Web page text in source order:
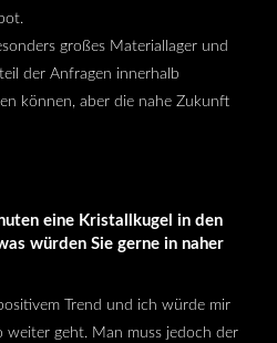
großes Materiallager und
der Anfragen innerhalb
können, aber die nahe Zukunft
eine Kristallkugel in den
würden Sie gerne in naher
Trend und ich würde mir
weiter geht. Man muss jedoch der